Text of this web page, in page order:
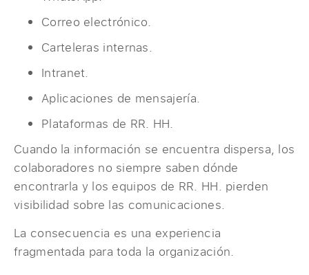
Correo electrónico.
Carteleras internas.
Intranet.
Aplicaciones de mensajería.
Plataformas de RR. HH.
Cuando la información se encuentra dispersa, los
colaboradores no siempre saben dónde
encontrarla y los equipos de RR. HH. pierden
visibilidad sobre las comunicaciones.
La consecuencia es una experiencia
fragmentada para toda la organización.